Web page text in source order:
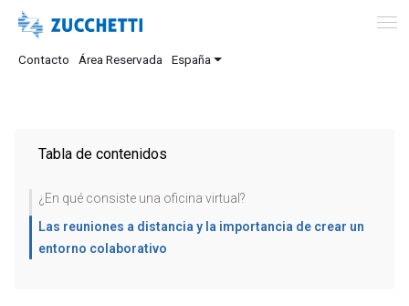
Contacto Área Reservada España
Tabla de contenidos
¿En qué consiste una oficina virtual?
Las reuniones a distancia y la importancia de crear un
entorno colaborativo